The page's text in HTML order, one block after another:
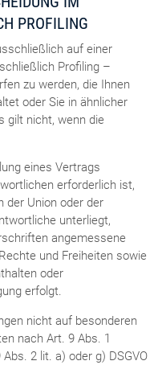
PROFILING
auf einer
Profiling –
zu werden, die Ihnen
oder Sie in ähnlicher
gilt nicht, wenn die
eines Vertrags
erforderlich ist,
der Union oder der
unterliegt,
angemessene
und Freiheiten sowie
oder
erfolgt.
nicht auf besonderen
nach Art. 9 Abs. 1
2 lit. a) oder g) DSGVO